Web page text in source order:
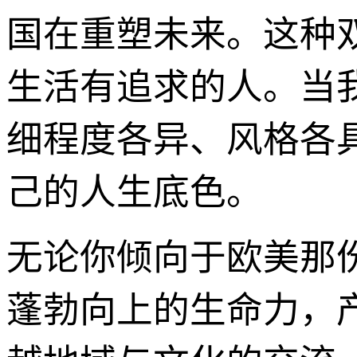
国在重塑未来。这种
生活有追求的人。当
细程度各异、风格各
己的人生底色。
无论你倾向于欧美那
蓬勃向上的生命力，